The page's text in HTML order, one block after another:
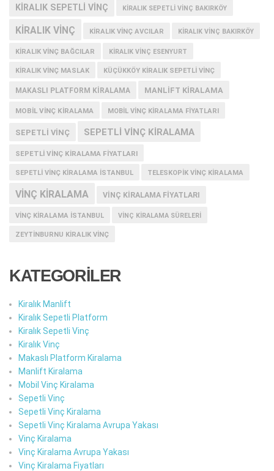
KIRALIK SEPETLI VINÇ KIRALIK SEPETLI VINÇ BAKIRKÖY
KIRALIK VINÇ KIRALIK VINÇ AVCILAR KIRALIK VINÇ BAKIRKÖY
KIRALIK VINÇ BAĞCILAR KIRALIK VINÇ ESENYURT
KIRALIK VINÇ MASLAK KÜÇÜKKÖY KIRALIK SEPETLI VINÇ
MAKASLI PLATFORM KIRALAMA MANLIFT KIRALAMA
MOBIL VINÇ KIRALAMA MOBIL VINÇ KIRALAMA FIYATLARI
SEPETLI VINÇ SEPETLI VINÇ KIRALAMA
SEPETLI VINÇ KIRALAMA FIYATLARI
SEPETLI VINÇ KIRALAMA İSTANBUL TELESKOPIK VINÇ KIRALAMA
VINÇ KIRALAMA VINÇ KIRALAMA FIYATLARI
VINÇ KIRALAMA ISTANBUL VINÇ KIRALAMA SÜRELERI
ZEYTINBURNU KIRALIK VINÇ
KATEGORİLER
Kiralık Manlift
Kiralık Sepetli Platform
Kiralık Sepetli Vinç
Kiralık Vinç
Makaslı Platform Kiralama
Manlift Kiralama
Mobil Vinç Kiralama
Sepetli Vinç
Sepetli Vinç Kiralama
Sepetli Vinç Kiralama Avrupa Yakası
Vinç Kiralama
Vinç Kiralama Avrupa Yakası
Vinç Kiralama Fiyatları